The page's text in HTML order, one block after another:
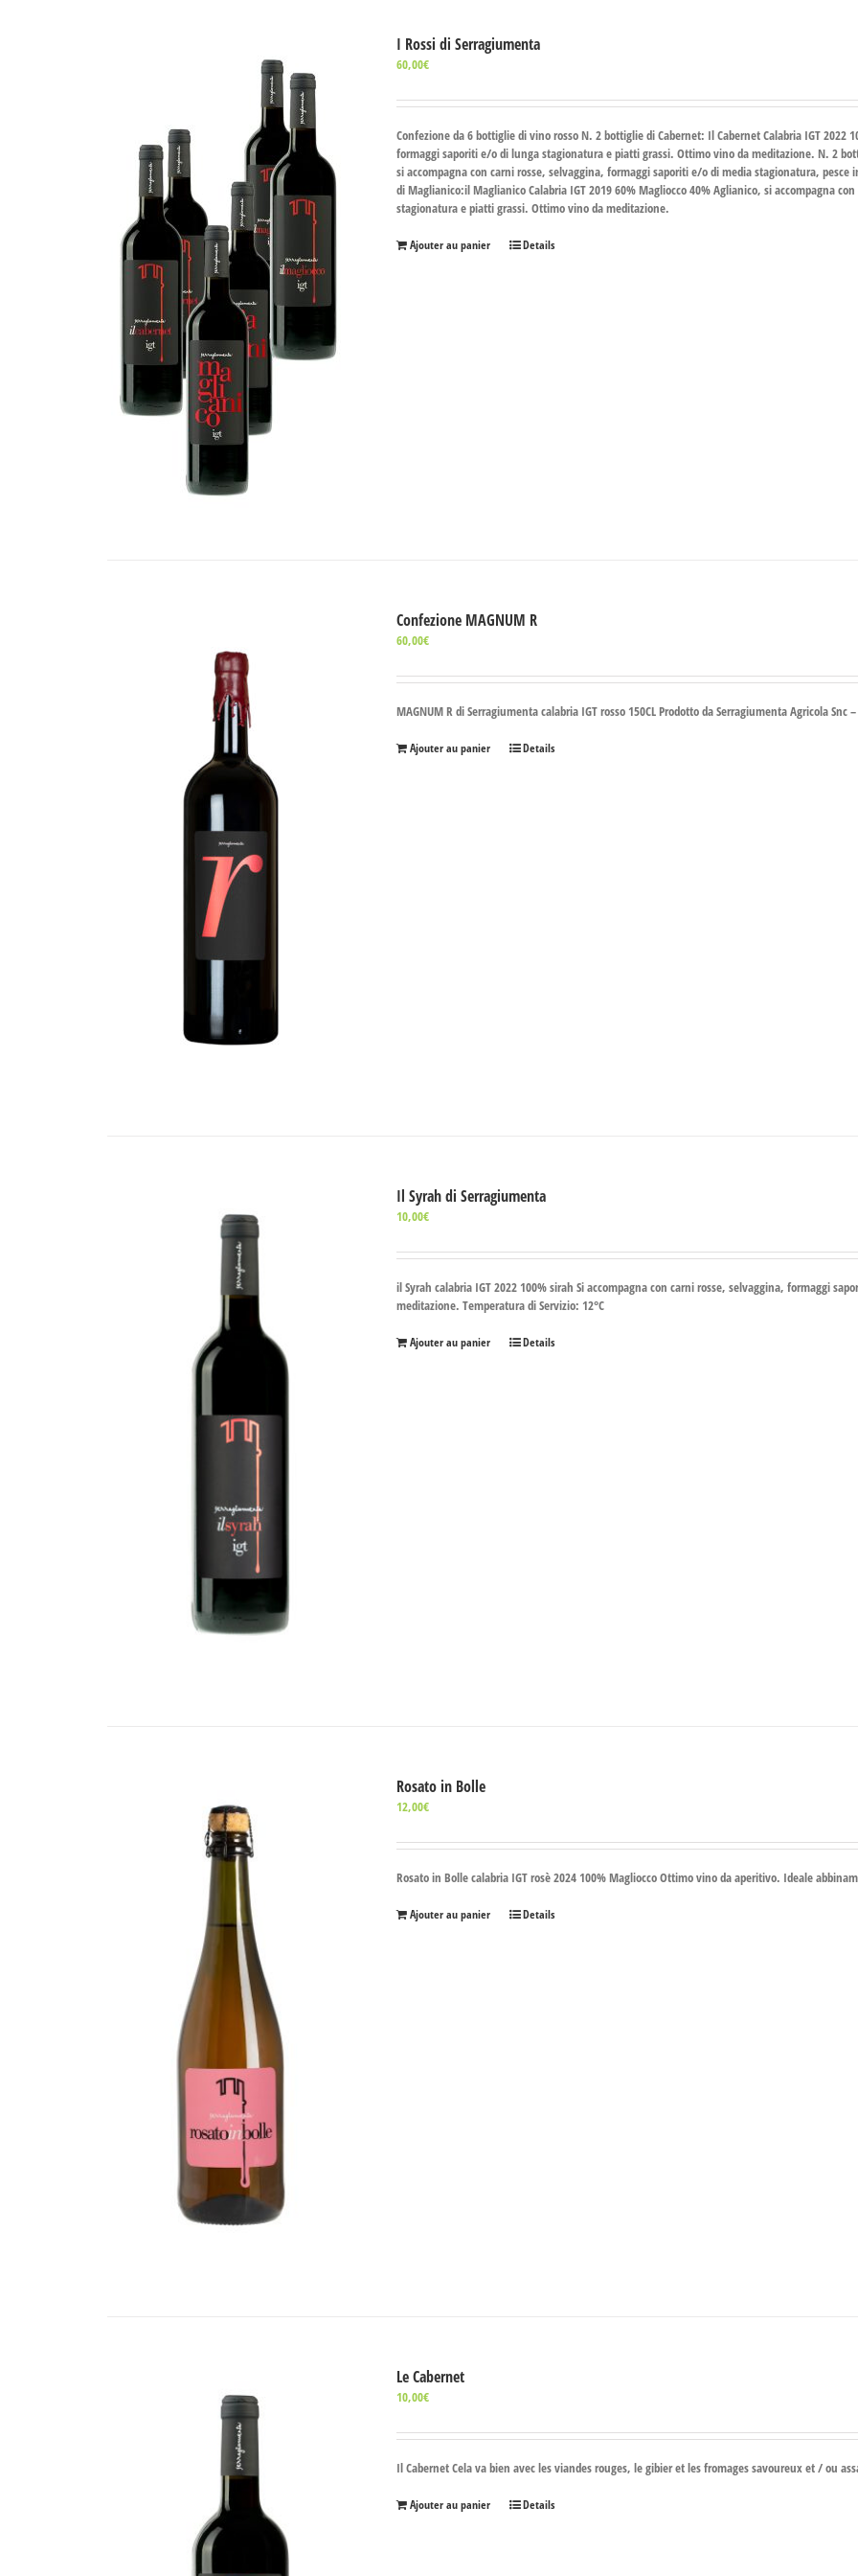
I Rossi di Serragiumenta
60,00€
Confezione da 6 bottiglie di vino rossoN. 2 bottiglie di Cabernet: Il Cabernet Calabria IGT 2022
formaggi saporiti e/o di lunga stagionatura e piatti grassi. Ottimo vino da meditazione.N. 2
si accompagna con carni rosse, selvaggina, formaggi saporiti e/o di media stagionatura,
di Maglianico:il Maglianico Calabria IGT 2019 60% Magliocco 40% Aglianico, si accompagna
stagionatura e piatti grassi. Ottimo vino da meditazione.
Ajouter au panier Details
Confezione MAGNUM R
60,00€
MAGNUM R di Serragiumenta calabria IGT rosso 150CL Prodotto da Serragiumenta Agricola Snc
Ajouter au panier Details
Il Syrah di Serragiumenta
10,00€
il Syrah calabria IGT 2022 100% sirah Si accompagna con carni rosse, selvaggina, formaggi
meditazione. Temperatura di Servizio: 12°C
Ajouter au panier Details
Rosato in Bolle
12,00€
Rosato in Bolle calabria IGT rosè 2024 100% Magliocco Ottimo vino da aperitivo. Ideale
Ajouter au panier Details
Le Cabernet
10,00€
Il Cabernet Cela va bien avec les viandes rouges, le gibier et les fromages savoureux et / ou
Ajouter au panier Details